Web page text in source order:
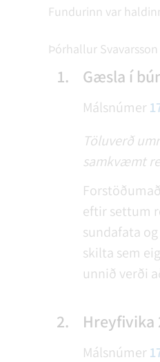
Fundurinn var
Þórhallur
1. Gæsla í
Málsnúmer
Töluverð
samkvæmt
eftir settum
sundafata
skilta sem
unnið verði
2. Hreyfivika
Málsnúmer